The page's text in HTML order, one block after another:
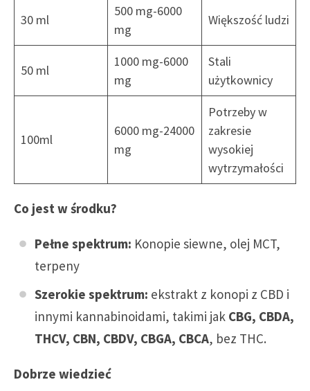
30 ml
500 mg-6000
mg
Większość ludzi
50 ml
1000 mg-6000
mg
Stali
użytkownicy
100ml
6000 mg-24000
mg
Potrzeby w
zakresie
wysokiej
wytrzymałości
Co jest w środku?
Pełne spektrum: Konopie siewne, olej MCT,
terpeny
Szerokie spektrum: ekstrakt z konopi z CBD i
innymi kannabinoidami, takimi jak CBG, CBDA,
THCV, CBN, CBDV, CBGA, CBCA, bez THC.
Dobrze wiedzieć